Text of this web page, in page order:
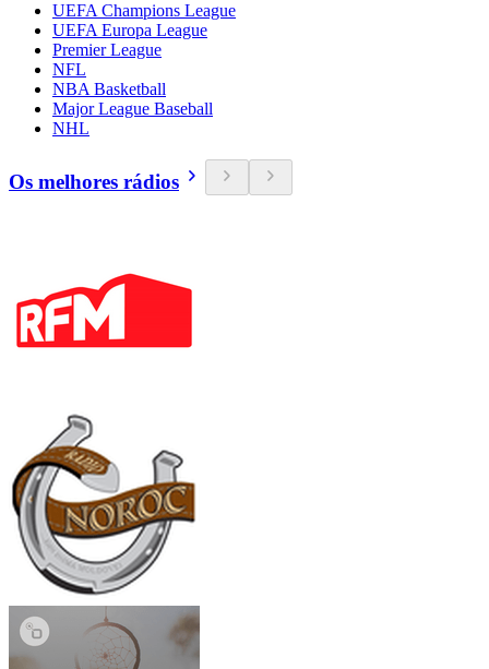
UEFA Champions League
UEFA Europa League
Premier League
NFL
NBA Basketball
Major League Baseball
NHL
Os melhores rádios